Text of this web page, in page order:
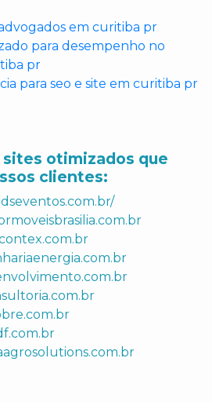
em curitiba pr
para desempenho no
pr
para seo e site em curitiba pr
sites otimizados que
clientes: